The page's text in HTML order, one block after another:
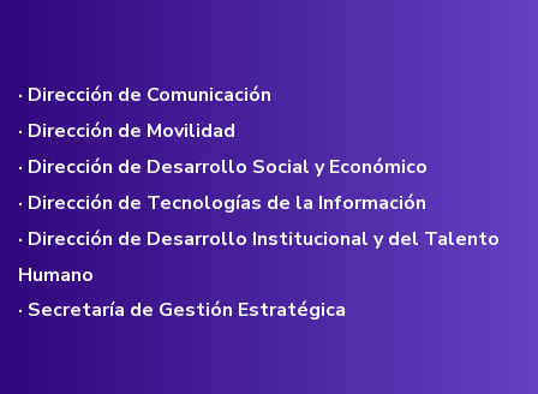
· Dirección de Comunicación
· Dirección de Movilidad
· Dirección de Desarrollo Social y Económico
· Dirección de Tecnologías de la Información
· Dirección de Desarrollo Institucional y del Talento
Humano
· Secretaría de Gestión Estratégica